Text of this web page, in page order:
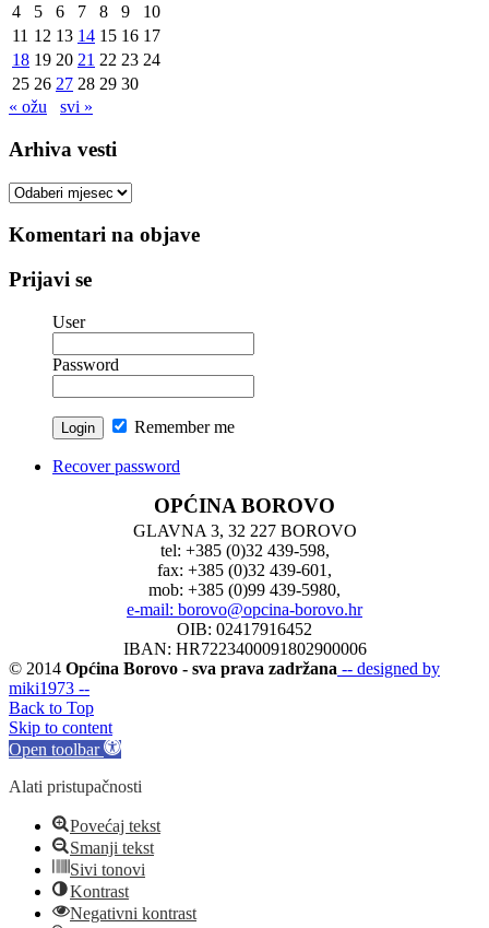
4
5 6 7 8 9
10
11 12 13 14 15 16 17
18 19 20 21 22 23 24
25 26 27 28 29 30
« ožu
svi »
Arhiva vesti
Arhiva
Komentari na objave
Prijavi se
User
Password
Remember me
Recover password
OPĆINA BOROVO
GLAVNA 3, 32 227 BOROVO
tel: +385 (0)32 439-598,
fax: +385 (0)32 439-601,
mob: +385 (0)99 439-5980,
e-mail: borovo@opcina-borovo.hr
OIB: 02417916452
IBAN: HR7223400091802900006
© 2014 Općina Borovo - sva prava zadržana -- designed by
miki1973 --
Back to Top
Skip to content
Open toolbar
Alati pristupačnosti
Povećaj tekst
Smanji tekst
Sivi tonovi
Kontrast
Negativni kontrast